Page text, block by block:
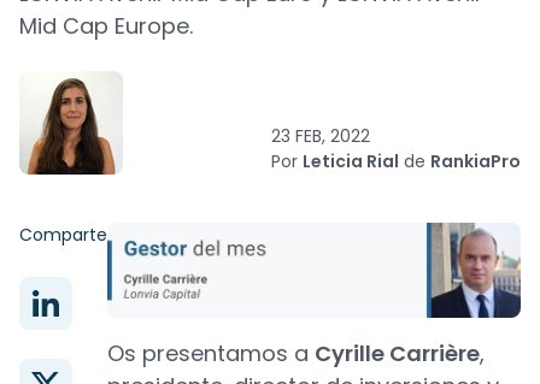
Mid Cap Europe.
23 FEB, 2022
Por Leticia Rial de RankiaPro
Comparte
Os presentamos a Cyrille Carrière,